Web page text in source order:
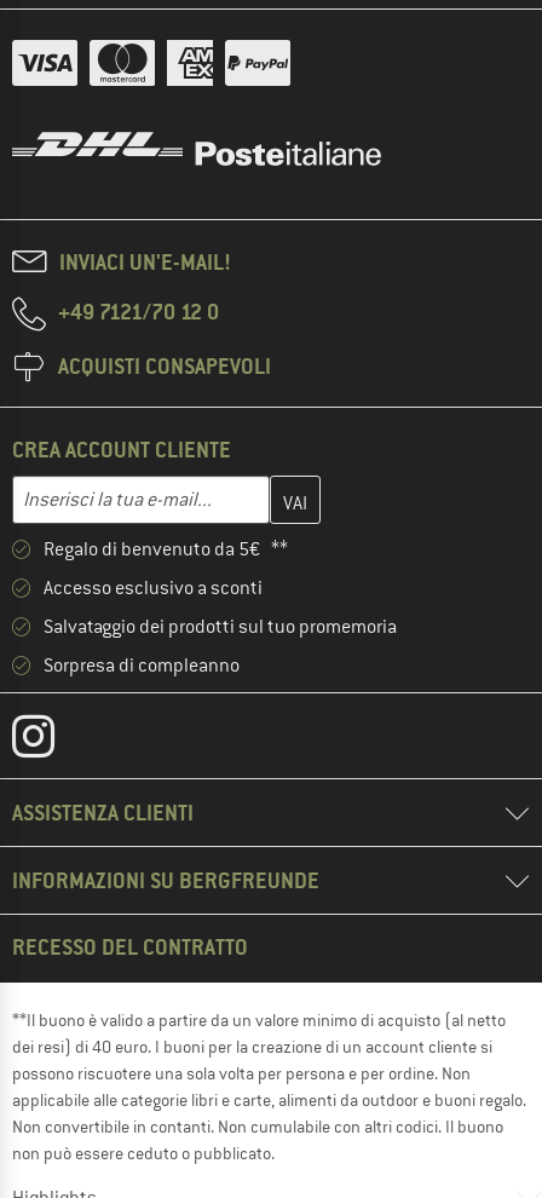
INVIACI UN'E-MAIL!
+49 7121/70 12 0
ACQUISTI CONSAPEVOLI
CREA ACCOUNT CLIENTE
Inserisci la tua e-mail...
Inserisci qui il tuo indirizzo e-mail e crea il tuo account cliente
Regalo di benvenuto da 5€ **
Accesso esclusivo a sconti
Salvataggio dei prodotti sul tuo promemoria
Sorpresa di compleanno
ASSISTENZA CLIENTI
INFORMAZIONI SU BERGFREUNDE
RECESSO DEL CONTRATTO
**Il buono è valido a partire da un valore minimo di acquisto (al netto
dei resi) di 40 euro. I buoni per la creazione di un account cliente si
possono riscuotere una sola volta per persona e per ordine. Non
applicabile alle categorie libri e carte, alimenti da outdoor e buoni regalo.
Non convertibile in contanti. Non cumulabile con altri codici. Il buono
non può essere ceduto o pubblicato.